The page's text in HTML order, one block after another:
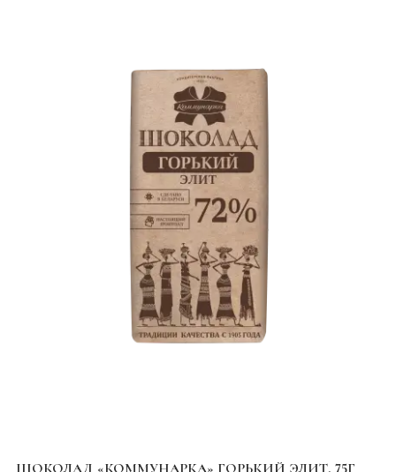
ШОКОЛАД «КОММУНАРКА» ГОРЬКИЙ ЭЛИТ, 75Г